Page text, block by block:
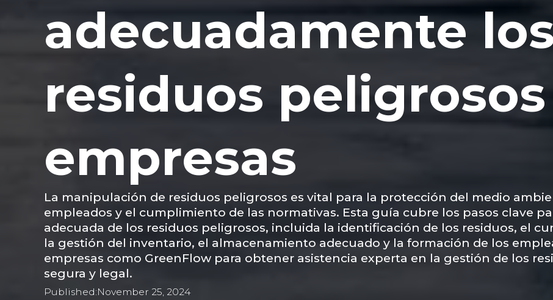
adecuadamente los
residuos
empresas
La manipulación de residuos peligrosos es vital para la protección del medio
empleados y el cumplimiento de las normativas. Esta guía cubre los pasos clave
adecuada de los residuos peligrosos, incluida la identificación de los residuos, el
la gestión del inventario, el almacenamiento adecuado y la formación de los
empresas como GreenFlow para obtener asistencia experta en la gestión de los
segura y legal.
Published:November 25, 2024